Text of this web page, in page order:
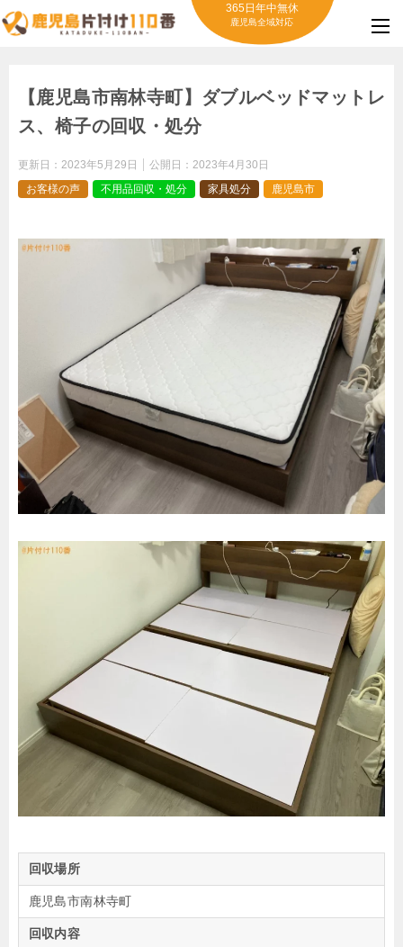
365日年中無休
鹿児島全域対応
【鹿児島市南林寺町】ダブルベッドマットレ
ス、椅子の回収・処分
更新日： 2023年5月29日 公開日： 2023年4月30日
お客様の声
不用品回収・処分 家具処分 鹿児島市
回収場所
鹿児島市南林寺町
回収内容